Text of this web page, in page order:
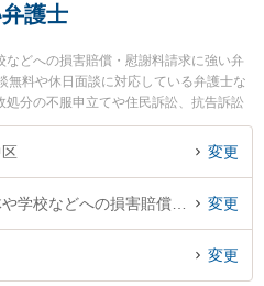
護士
どへの損害賠償・慰謝料請求に強い弁
無料や休日面談に対応している弁護士な
分の不服申立てや住民訴訟、抗告訴訟
絞り込み検索もでき便利です。特に名
士やTK法律事務所の小橋 寛之弁護士、
ブルを今すぐに弁護士に相談したい』
料請求のトラブル解決の実績豊富な近
料で自治体や学校などへの損害賠償・
変更
変更
変更